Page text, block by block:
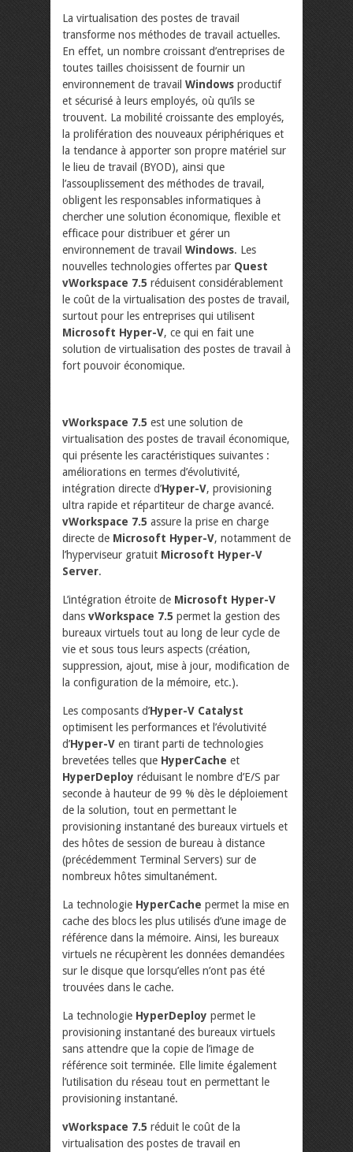
La virtualisation des postes de travail
transforme nos méthodes de travail actuelles.
En effet, un nombre croissant d’entreprises de
toutes tailles choisissent de fournir un
environnement de travail Windows productif
et sécurisé à leurs employés, où qu’ils se
trouvent. La mobilité croissante des employés,
la prolifération des nouveaux périphériques et
la tendance à apporter son propre matériel sur
le lieu de travail (BYOD), ainsi que
l’assouplissement des méthodes de travail,
obligent les responsables informatiques à
chercher une solution économique, flexible et
efficace pour distribuer et gérer un
environnement de travail Windows. Les
nouvelles technologies offertes par Quest
vWorkspace 7.5 réduisent considérablement
le coût de la virtualisation des postes de travail,
surtout pour les entreprises qui utilisent
Microsoft Hyper-V, ce qui en fait une
solution de virtualisation des postes de travail à
fort pouvoir économique.
vWorkspace 7.5 est une solution de
virtualisation des postes de travail économique,
qui présente les caractéristiques suivantes :
améliorations en termes d’évolutivité,
intégration directe d’Hyper-V, provisioning
ultra rapide et répartiteur de charge avancé.
vWorkspace 7.5 assure la prise en charge
directe de Microsoft Hyper-V, notamment de
l’hyperviseur gratuit Microsoft Hyper-V
Server.
L’intégration étroite de Microsoft Hyper-V
dans vWorkspace 7.5 permet la gestion des
bureaux virtuels tout au long de leur cycle de
vie et sous tous leurs aspects (création,
suppression, ajout, mise à jour, modification de
la configuration de la mémoire, etc.).
Les composants d’Hyper-V Catalyst
optimisent les performances et l’évolutivité
d’Hyper-V en tirant parti de technologies
brevetées telles que HyperCache et
HyperDeploy réduisant le nombre d’E/S par
seconde à hauteur de 99 % dès le déploiement
de la solution, tout en permettant le
provisioning instantané des bureaux virtuels et
des hôtes de session de bureau à distance
(précédemment Terminal Servers) sur de
nombreux hôtes simultanément.
La technologie HyperCache permet la mise en
cache des blocs les plus utilisés d’une image de
référence dans la mémoire. Ainsi, les bureaux
virtuels ne récupèrent les données demandées
sur le disque que lorsqu’elles n’ont pas été
trouvées dans le cache.
La technologie HyperDeploy permet le
provisioning instantané des bureaux virtuels
sans attendre que la copie de l’image de
référence soit terminée. Elle limite également
l’utilisation du réseau tout en permettant le
provisioning instantané.
vWorkspace 7.5 réduit le coût de la
virtualisation des postes de travail en